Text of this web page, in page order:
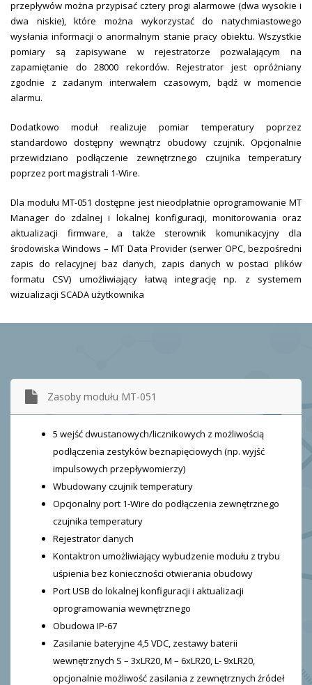
przepływów można przypisać cztery progi alarmowe (dwa wysokie i
dwa niskie), które można wykorzystać do natychmiastowego
wysłania informacji o anormalnym stanie pracy obiektu. Wszystkie
pomiary są zapisywane w rejestratorze pozwalającym na
zapamiętanie do 28000 rekordów. Rejestrator jest opróżniany
zgodnie z zadanym interwałem czasowym, bądź w momencie
alarmu.
Dodatkowo moduł realizuje pomiar temperatury poprzez
standardowo dostępny wewnątrz obudowy czujnik. Opcjonalnie
przewidziano podłączenie zewnętrznego czujnika temperatury
poprzez port magistrali 1-Wire.
Dla modułu MT-051 dostępne jest nieodpłatnie oprogramowanie MT
Manager do zdalnej i lokalnej konfiguracji, monitorowania oraz
aktualizacji firmware, a także sterownik komunikacyjny dla
środowiska Windows – MT Data Provider (serwer OPC, bezpośredni
zapis do relacyjnej baz danych, zapis danych w postaci plików
formatu CSV) umożliwiający łatwą integrację np. z systemem
wizualizacji SCADA użytkownika
Zasoby modułu MT-051
5 wejść dwustanowych/licznikowych z możliwością
podłączenia zestyków beznapięciowych (np. wyjść
impulsowych przepływomierzy)
Wbudowany czujnik temperatury
Opcjonalny port 1-Wire do podłączenia zewnętrznego
czujnika temperatury
Rejestrator danych
Kontaktron umożliwiający wybudzenie modułu z trybu
uśpienia bez konieczności otwierania obudowy
Port USB do lokalnej konfiguracji i aktualizacji
oprogramowania wewnętrznego
Obudowa IP-67
Zasilanie bateryjne 4,5 VDC, zestawy baterii
wewnętrznych S – 3xLR20, M – 6xLR20, L- 9xLR20,
opcjonalnie możliwość zasilania z zewnętrznych źródeł